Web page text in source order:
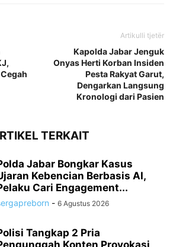
Artikulli tjetër
Kapolda Jabar Jenguk
Onyas Herti Korban Insiden
Pesta Rakyat Garut,
Dengarkan Langsung
Kronologi dari Pasien
TERKAIT
Jabar Bongkar Kasus
Kebencian Berbasis AI,
Cari Engagement...
- 6 Agustus 2026
Tangkap 2 Pria